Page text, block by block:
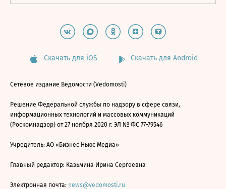
Скачать для iOS Скачать для Android
Сетевое издание Ведомости (Vedomosti)
Решение Федеральной службы по надзору в сфере связи,
информационных технологий и массовых коммуникаций
(Роскомнадзор) от 27 ноября 2020 г. ЭЛ № ФС 77-79546
Учредитель: АО «Бизнес Ньюс Медиа»
Главный редактор: Казьмина Ирина Сергеевна
Электронная почта: news@vedomosti.ru